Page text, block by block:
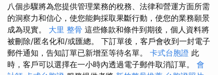
八個步驟將為您提供管理業務的稅務、法律和營運方面所需
的洞察力和信心，使您能夠採取果斷行動，使您的業務願景
成為現實。 大里 整骨 這些條款和條件到期後，個人資料將
被刪除/匿名化和/或匯總。 下訂單後，客戶會收到一封電子
郵件通知，告知訂單已新增至等待名單。 卡式台胞證 此
時，客戶可以選擇在一小時內透過電子郵件取消訂單。 會